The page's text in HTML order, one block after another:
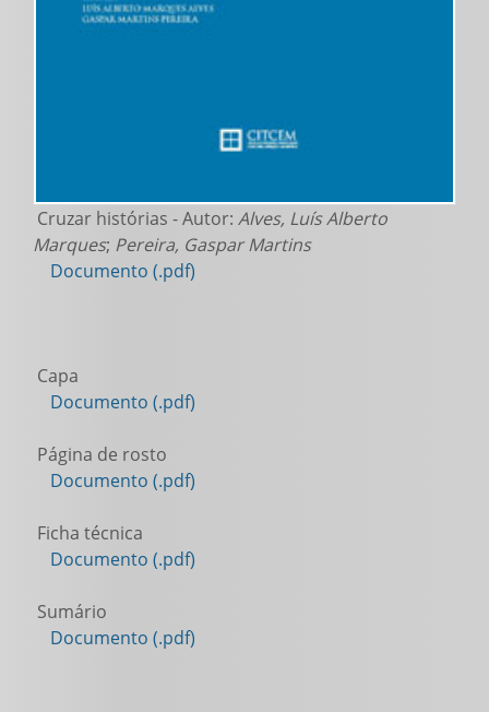
Cruzar histórias - Autor: Alves, Luís Alberto
Marques; Pereira, Gaspar Martins
Documento (.pdf)
Capa
Documento (.pdf)
Página de rosto
Documento (.pdf)
Ficha técnica
Documento (.pdf)
Sumário
Documento (.pdf)